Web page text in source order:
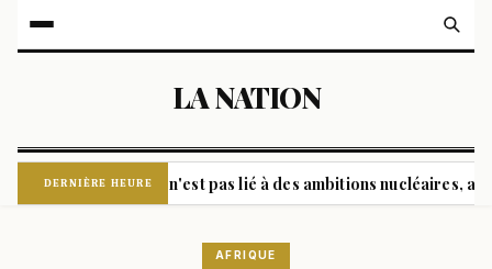
LA NATION
DERNIÈRE HEURE
et Ankara n'est pas lié à des ambitions nucléaires, assure
AFRIQUE